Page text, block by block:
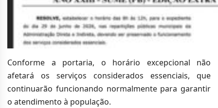
Conforme a portaria, o horário excepcional não
afetará os serviços considerados essenciais, que
continuarão funcionando normalmente para garantir
o atendimento à população.